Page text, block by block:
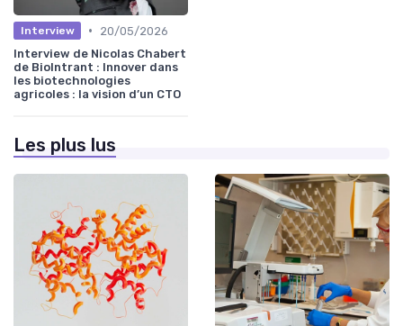
Interview •
20/05/2026
Interview de Nicolas Chabert
de BioIntrant : Innover dans
les biotechnologies
agricoles : la vision d’un CTO
Les plus lus